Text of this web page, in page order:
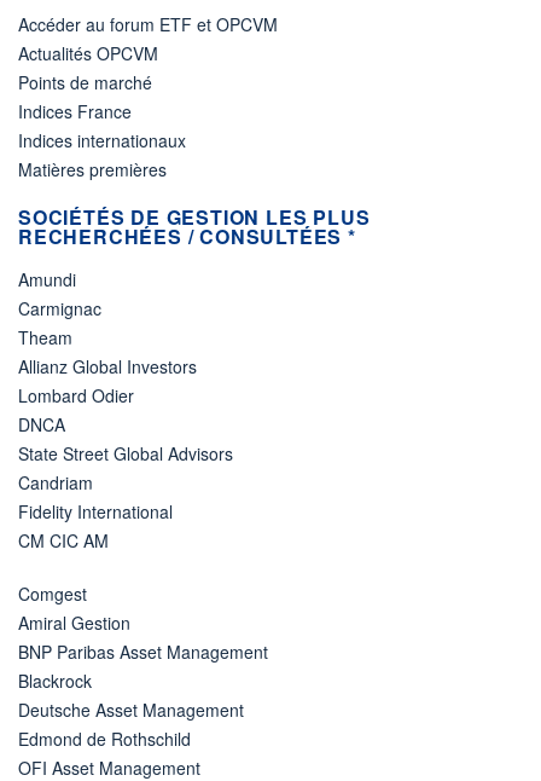
Accéder au forum ETF et OPCVM
Actualités OPCVM
Points de marché
Indices France
Indices internationaux
Matières premières
SOCIÉTÉS DE GESTION LES PLUS
RECHERCHÉES / CONSULTÉES *
Amundi
Carmignac
Theam
Allianz Global Investors
Lombard Odier
DNCA
State Street Global Advisors
Candriam
Fidelity International
CM CIC AM
Comgest
Amiral Gestion
BNP Paribas Asset Management
Blackrock
Deutsche Asset Management
Edmond de Rothschild
OFI Asset Management